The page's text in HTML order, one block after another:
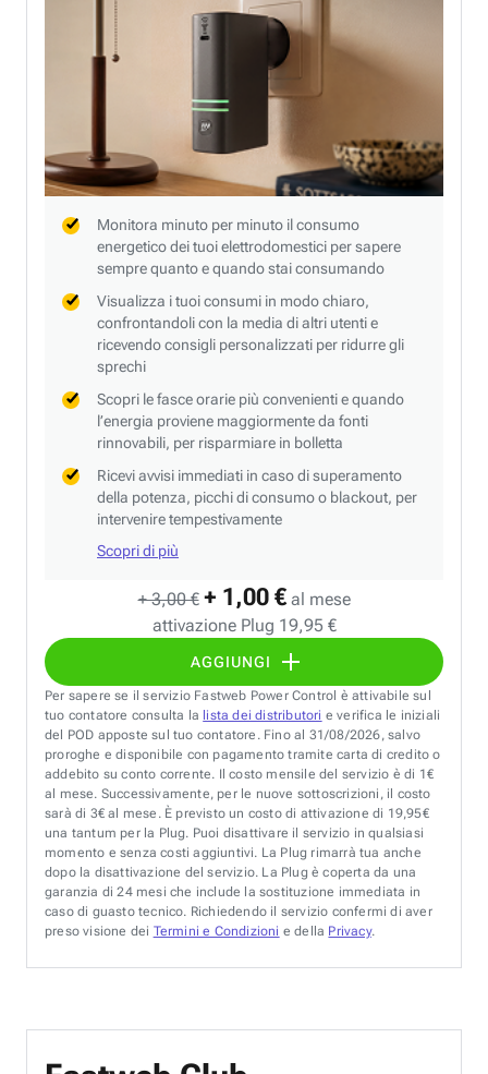
+ 3,00 € + 1,00 € al mese
attivazione Plug 19,95 €
AGGIUNGI
Monitora minuto per minuto il consumo
energetico dei tuoi elettrodomestici per sapere
sempre quanto e quando stai consumando
Visualizza i tuoi consumi in modo chiaro,
confrontandoli con la media di altri utenti e
ricevendo consigli personalizzati per ridurre gli
sprechi
Scopri le fasce orarie più convenienti e quando
l’energia proviene maggiormente da fonti
rinnovabili, per risparmiare in bolletta
Ricevi avvisi immediati in caso di superamento
della potenza, picchi di consumo o blackout, per
intervenire tempestivamente
Scopri di più
Per sapere se il servizio Fastweb Power Control è attivabile sul
tuo contatore consulta la lista dei distributori e verifica le iniziali
del POD apposte sul tuo contatore. Fino al 31/08/2026, salvo
proroghe e disponibile con pagamento tramite carta di credito o
addebito su conto corrente. Il costo mensile del servizio è di 1€
al mese. Successivamente, per le nuove sottoscrizioni, il costo
sarà di 3€ al mese. È previsto un costo di attivazione di 19,95€
una tantum per la Plug. Puoi disattivare il servizio in qualsiasi
momento e senza costi aggiuntivi. La Plug rimarrà tua anche
dopo la disattivazione del servizio. La Plug è coperta da una
garanzia di 24 mesi che include la sostituzione immediata in
caso di guasto tecnico. Richiedendo il servizio confermi di aver
preso visione dei Termini e Condizioni e della Privacy.